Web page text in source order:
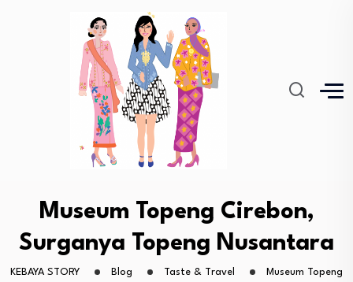
Museum Topeng Cirebon,
Surganya Topeng Nusantara
KEBAYA STORY Blog Taste & Travel
Museum Topeng